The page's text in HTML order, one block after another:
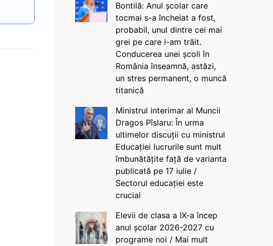
Bontilă: Anul școlar care
tocmai s-a încheiat a fost,
probabil, unul dintre cei mai
grei pe care i-am trăit.
Conducerea unei școli în
România înseamnă, astăzi,
un stres permanent, o muncă
titanică
Ministrul interimar al Muncii
Dragos Pîslaru: În urma
ultimelor discuții cu ministrul
Educației lucrurile sunt mult
îmbunătățite față de varianta
publicată pe 17 iulie /
Sectorul educației este
crucial
Elevii de clasa a IX-a încep
anul școlar 2026-2027 cu
programe noi / Mai mult